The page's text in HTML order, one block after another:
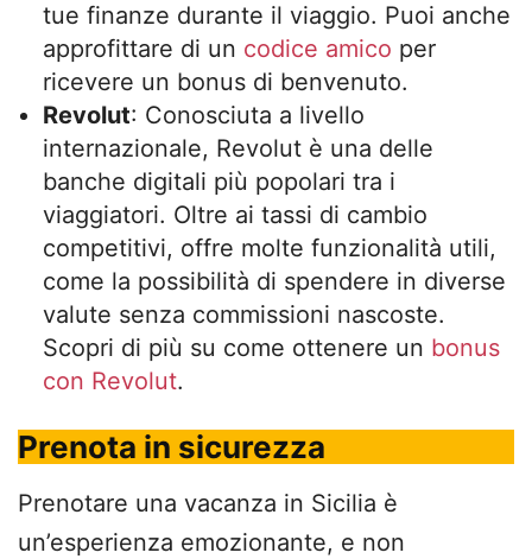
tue finanze durante il viaggio. Puoi anche
approfittare di un codice amico per
ricevere un bonus di benvenuto.
Revolut: Conosciuta a livello
internazionale, Revolut è una delle
banche digitali più popolari tra i
viaggiatori. Oltre ai tassi di cambio
competitivi, offre molte funzionalità utili,
come la possibilità di spendere in diverse
valute senza commissioni nascoste.
Scopri di più su come ottenere un bonus
con Revolut.
Prenota in sicurezza
Prenotare una vacanza in Sicilia è
un’esperienza emozionante, e non